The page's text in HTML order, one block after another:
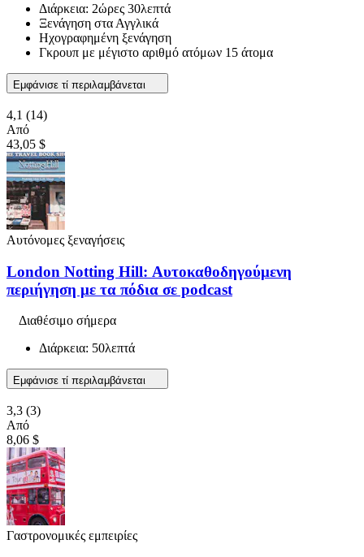
Διάρκεια: 2ώρες 30λεπτά
Ξενάγηση στα Αγγλικά
Ηχογραφημένη ξενάγηση
Γκρουπ με μέγιστο αριθμό ατόμων 15 άτομα
Εμφάνισε τί περιλαμβάνεται
4,1 (14)
Από
43,05 $
Αυτόνομες ξεναγήσεις
London Notting Hill: Αυτοκαθοδηγούμενη
περιήγηση με τα πόδια σε podcast
Διαθέσιμο σήμερα
Διάρκεια: 50λεπτά
Εμφάνισε τί περιλαμβάνεται
3,3 (3)
Από
8,06 $
Γαστρονομικές εμπειρίες